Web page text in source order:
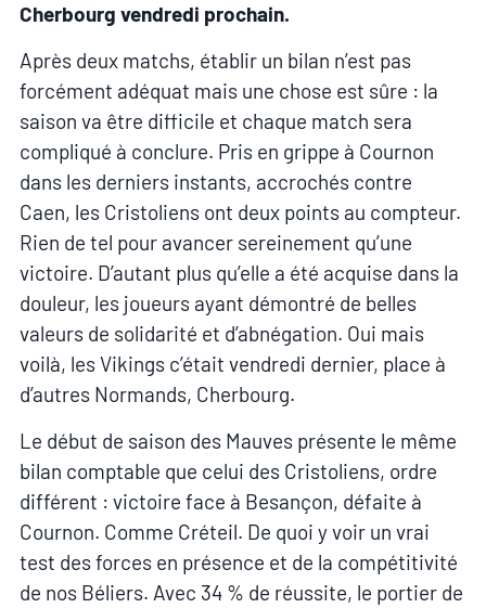
Cherbourg vendredi prochain.
Après deux matchs, établir un bilan n’est pas
forcément adéquat mais une chose est sûre : la
saison va être difficile et chaque match sera
compliqué à conclure. Pris en grippe à Cournon
dans les derniers instants, accrochés contre
Caen, les Cristoliens ont deux points au compteur.
Rien de tel pour avancer sereinement qu’une
victoire. D’autant plus qu’elle a été acquise dans la
douleur, les joueurs ayant démontré de belles
valeurs de solidarité et d’abnégation. Oui mais
voilà, les Vikings c’était vendredi dernier, place à
d’autres Normands, Cherbourg.
Le début de saison des Mauves présente le même
bilan comptable que celui des Cristoliens, ordre
différent : victoire face à Besançon, défaite à
Cournon. Comme Créteil. De quoi y voir un vrai
test des forces en présence et de la compétitivité
de nos Béliers. Avec 34 % de réussite, le portier de